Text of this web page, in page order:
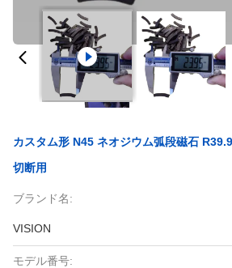
カスタム形 N45 ネオジウム弧段磁石
切断用
ブランド名:
VISION
モデル番号: